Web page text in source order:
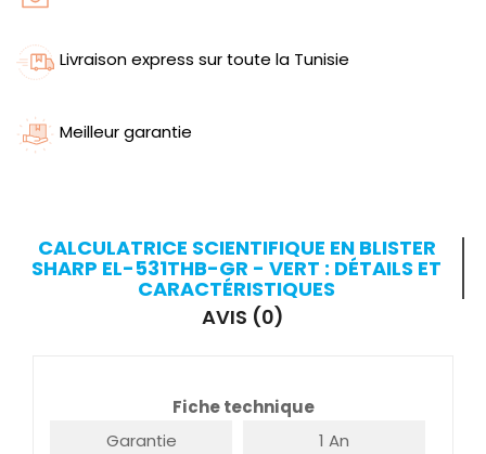
Livraison express sur toute la Tunisie
Meilleur garantie
CALCULATRICE SCIENTIFIQUE EN BLISTER
SHARP EL-531THB-GR - VERT : DÉTAILS ET
CARACTÉRISTIQUES
AVIS (0)
Fiche technique
Garantie
1 An